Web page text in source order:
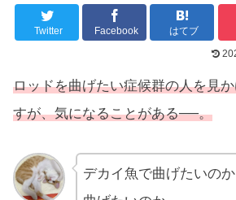
Twitter Facebook はてブ
ロッドを曲げたい症候群の人を見
すが、気になることがある──。
デカイ魚で曲げたいの